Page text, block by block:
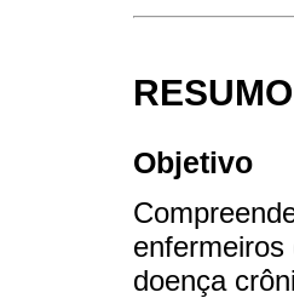
RESUMO
Objetivo
doença